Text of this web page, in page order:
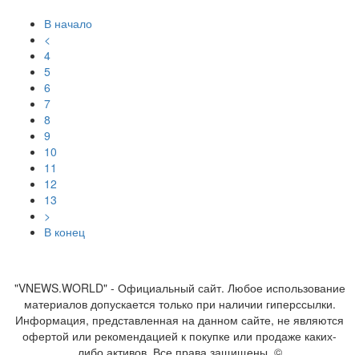
В начало
<
4
5
6
7
8
9
10
11
12
13
>
В конец
"VNEWS.WORLD" - Официальный сайт. Любое использование
материалов допускается только при наличии гиперссылки.
Информация, представленная на данном сайте, не являются
офертой или рекомендацией к покупке или продаже каких-
либо активов. Все права защищены. ©